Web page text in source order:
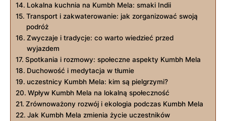
Lokalna kuchnia na Kumbh Mela: smaki Indii
Transport i zakwaterowanie: jak zorganizować swoją
podróż
Zwyczaje i tradycje: co warto wiedzieć przed
wyjazdem
Spotkania i rozmowy: społeczne aspekty Kumbh Mela
Duchowość i medytacja w tłumie
uczestnicy Kumbh Mela: kim są pielgrzymi?
Wpływ Kumbh Mela na lokalną społeczność
Zrównoważony rozwój i ekologia podczas Kumbh Mela
Jak Kumbh Mela zmienia życie uczestników